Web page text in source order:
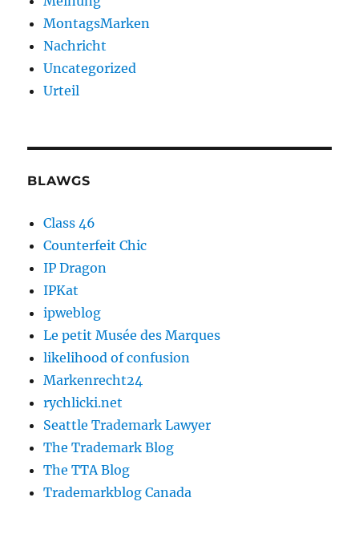
MontagsMarken
Nachricht
Uncategorized
Urteil
BLAWGS
Class 46
Counterfeit Chic
IP Dragon
IPKat
ipweblog
Le petit Musée des Marques
likelihood of confusion
Markenrecht24
rychlicki.net
Seattle Trademark Lawyer
The Trademark Blog
The TTA Blog
Trademarkblog Canada